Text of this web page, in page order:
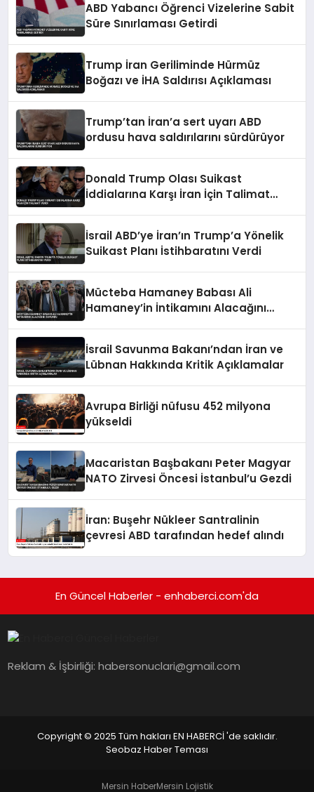
ABD Yabancı Öğrenci Vizelerine Sabit
Süre Sınırlaması Getirdi
Trump İran Geriliminde Hürmüz
Boğazı ve İHA Saldırısı Açıklaması
Trump’tan İran’a sert uyarı ABD
ordusu hava saldırılarını sürdürüyor
Donald Trump Olası Suikast
İddialarına Karşı İran İçin Talimat
İsrail ABD’ye İran’ın Trump’a Yönelik
Suikast Planı İstihbaratını Verdi
Mücteba Hamaney Babası Ali
Hamaney’in İntikamını Alacağını
İsrail Savunma Bakanı’ndan İran ve
Lübnan Hakkında Kritik Açıklamalar
Avrupa Birliği nüfusu 452 milyona
yükseldi
Macaristan Başbakanı Peter Magyar
NATO Zirvesi Öncesi İstanbul’u Gezdi
İran: Buşehr Nükleer Santralinin
çevresi ABD tarafından hedef alındı
En Güncel Haberler - enhaberci.com'da
Reklam & İşbirliği:habersonuclari@gmail.com
Copyright © 2025 Tüm hakları EN HABERCİ 'de saklıdır.
Seobaz Haber Teması
Mersin HaberMersin Lojistik